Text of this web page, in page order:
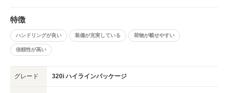
特徴
ハンドリングが良い 装備が充実している 荷物が載せやすい
信頼性が高い
グレード 320i ハイラインパッケージ